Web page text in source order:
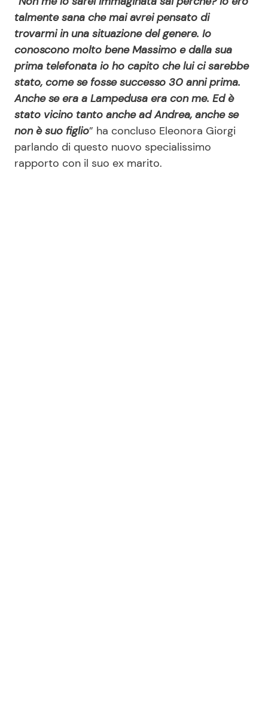
talmente sana che mai avrei pensato di
trovarmi in una situazione del genere. Io
conoscono molto bene Massimo e dalla sua
prima telefonata io ho capito che lui ci sarebbe
stato, come se fosse successo 30 anni prima.
Anche se era a Lampedusa era con me. Ed è
stato vicino tanto anche ad Andrea, anche se
non è suo figlio” ha concluso Eleonora Giorgi
parlando di questo nuovo specialissimo
rapporto con il suo ex marito.